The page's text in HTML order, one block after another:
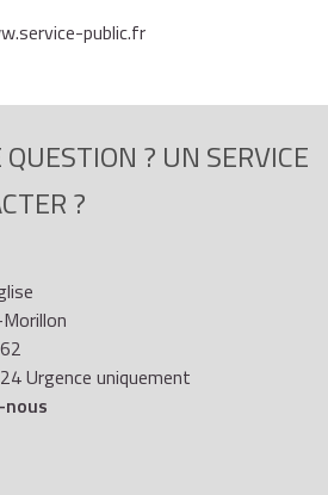
? UN SERVICE
?
Urgence uniquement